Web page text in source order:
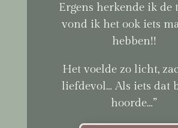
Ergens herkende ik de
vond ik het ook iets
hebben!!
Het voelde zo licht,
liefdevol… Als iets dat
hoorde…”